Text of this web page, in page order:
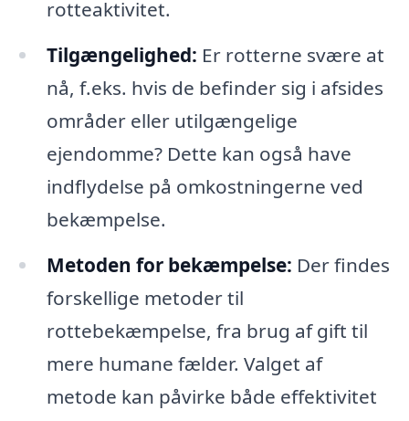
rotteaktivitet.
Tilgængelighed: Er rotterne svære at
nå, f.eks. hvis de befinder sig i afsides
områder eller utilgængelige
ejendomme? Dette kan også have
indflydelse på omkostningerne ved
bekæmpelse.
Metoden for bekæmpelse: Der findes
forskellige metoder til
rottebekæmpelse, fra brug af gift til
mere humane fælder. Valget af
metode kan påvirke både effektivitet